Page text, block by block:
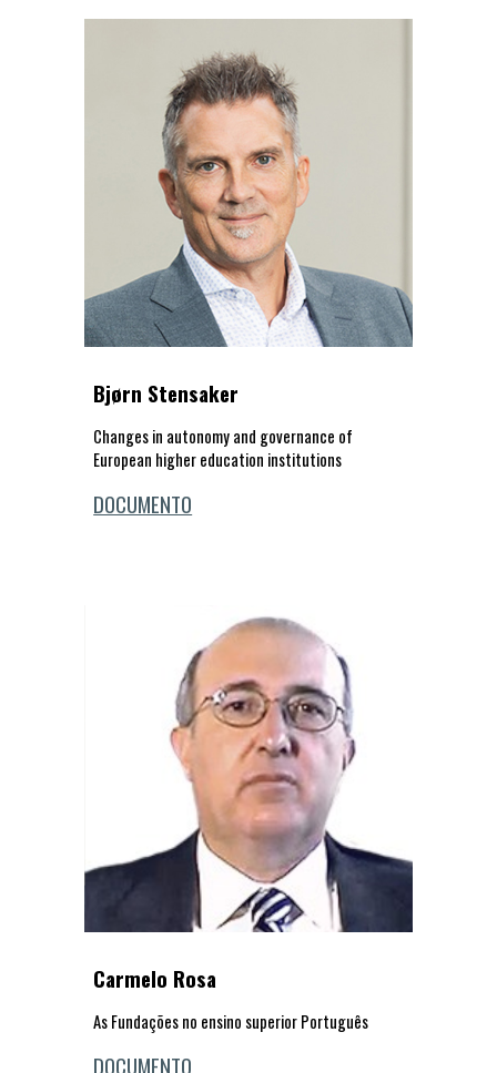
Bjørn Stensaker
Changes in autonomy and governance of
European higher education institutions
DOCUMENTO
Carmelo Rosa
As Fundações no ensino superior Português
DOCUMENTO